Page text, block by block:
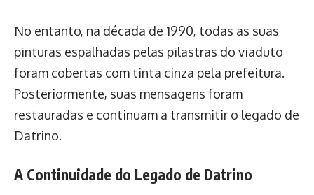
No entanto, na década de 1990, todas as suas
pinturas espalhadas pelas pilastras do viaduto
foram cobertas com tinta cinza pela prefeitura.
Posteriormente, suas mensagens foram
restauradas e continuam a transmitir o legado de
Datrino.
A Continuidade do Legado de Datrino